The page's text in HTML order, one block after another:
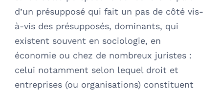
d’un présupposé qui fait un pas de côté vis-
à-vis des présupposés, dominants, qui
existent souvent en sociologie, en
économie ou chez de nombreux juristes :
celui notamment selon lequel droit et
entreprises (ou organisations) constituent